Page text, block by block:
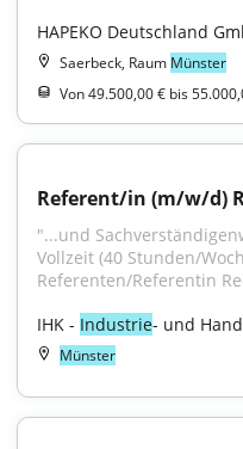
HAPEKO Deutschland
Saerbeck, Raum Münster
Von 49.500,00 € bis
Referent/in (m/w/d)
"...und
Vollzeit (40 Stunden/
Referenten/Referentin
IHK - Industrie- und
Münster